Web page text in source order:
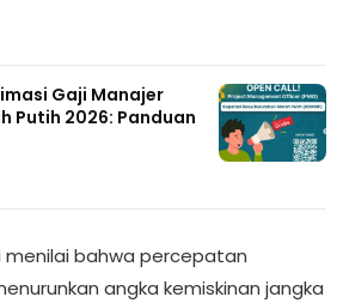
Gaji Manajer
Putih 2026: Panduan
menilai bahwa percepatan
angka kemiskinan jangka